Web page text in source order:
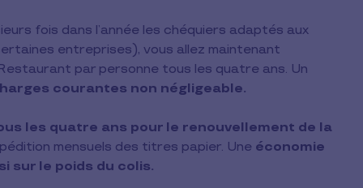
fois dans l’année les chéquiers adaptés aux
entreprises), vous allez maintenant
par personne tous les quatre ans. Un
courantes non négligeable.
les quatre ans pour le renouvellement de la
mensuels des titres papier. Une économie
sur le poids du colis.